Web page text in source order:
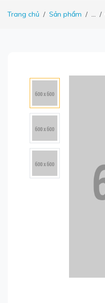
Trang chủ Sản phẩm